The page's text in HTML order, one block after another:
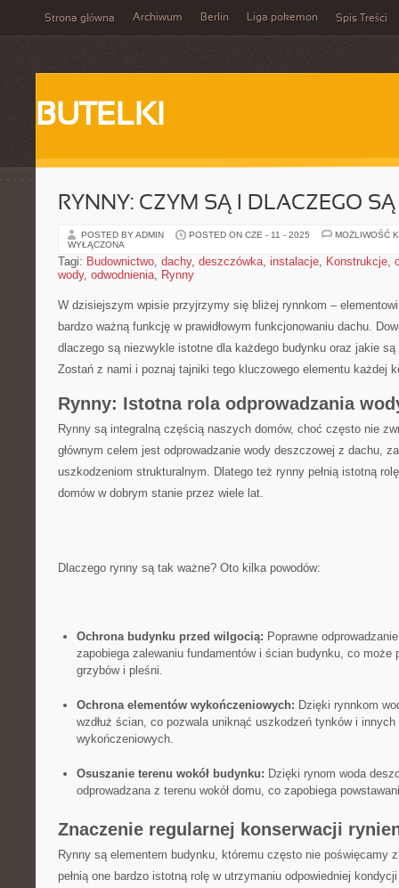
Strona główna Archiwum Berlin Liga pokemon Spis Treści
BUTELKI
RYNNY: CZYM SĄ I DLACZEGO
POSTED BY ADMIN POSTED ON CZE - 11 - 2025
MOŻLIWOŚĆ
WYŁĄCZONA
Tagi: Budownictwo, dachy, deszczówka, instalacje, Konstrukcje,
wody, odwodnienia, Rynny
W ⁢dzisiejszym wpisie przyjrzymy ​się bliżej rynnkom –
bardzo ważną funkcję‍ w⁢ prawidłowym funkcjonowaniu⁣ dachu.
dlaczego są⁣ niezwykle istotne dla każdego⁤ budynku⁤ oraz jakie są
Zostań z nami ⁣i poznaj tajniki tego kluczowego​ elementu każdej
Rynny: Istotna rola ‌odprowadzania
Rynny są ‌integralną częścią⁤ naszych domów, choć ​często nie
głównym ⁢celem jest​ odprowadzanie wody​ deszczowej ‍z dachu,
uszkodzeniom strukturalnym. Dlatego ‌też rynny ‍pełnią istotną⁣
domów w dobrym stanie⁤ przez​ wiele lat.
Dlaczego ‍rynny są ⁤tak ważne? Oto kilka powodów:
Ochrona budynku przed wilgocią: Poprawne
‍zapobiega zalewaniu ‌fundamentów ⁣i ścian ⁢budynku, co może
grzybów‍ i pleśni.
Ochrona‌ elementów wykończeniowych: Dzięki rynnkom
wzdłuż ścian, co ​pozwala ​uniknąć uszkodzeń ​tynków i ‍innych
wykończeniowych.
Osuszanie terenu wokół budynku: Dzięki rynom woda
odprowadzana z terenu ‍wokół domu, co zapobiega
Znaczenie ​regularnej ‍konserwacji
Rynny są elementem budynku, któremu często nie ​poświęcamy
pełnią one bardzo istotną rolę⁣ w ⁤utrzymaniu ‍odpowiedniej